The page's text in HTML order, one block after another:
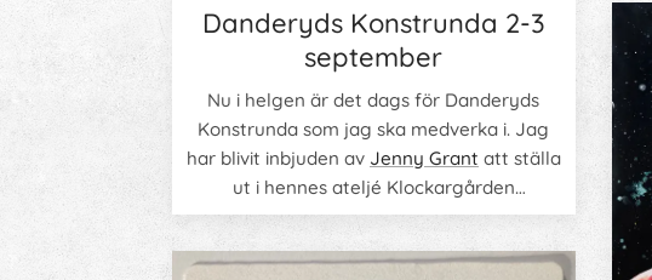
Danderyds Konstrunda 2-3
september
Nu i helgen är det dags för Danderyds
Konstrunda som jag ska medverka i. Jag
har blivit inbjuden av Jenny Grant att ställa
ut i hennes ateljé Klockargården
tillsammans med Jenny själv,Gunilla
GaliteaochPeter PG Gustafsson.